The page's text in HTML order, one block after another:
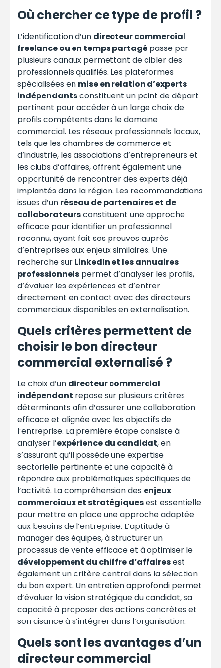
Où chercher ce type de profil ?
L’identification d’un directeur commercial
freelance ou en temps partagé passe par
plusieurs canaux permettant de cibler des
professionnels qualifiés. Les plateformes
spécialisées en mise en relation d’experts
indépendantsconstituent un point de départ
pertinent pour accéder à un large choix de
profils compétents dans le domaine
commercial. Les réseaux professionnels locaux,
tels que les chambres de commerce et
d’industrie, les associations d’entrepreneurs et
les clubs d’affaires, offrent également une
opportunité de rencontrer des experts déjà
implantés dans la région. Les recommandations
issues d’un réseau de partenaires et de
collaborateursconstituent une approche
efficace pour identifier un professionnel
reconnu, ayant fait ses preuves auprès
d’entreprises aux enjeux similaires. Une
recherche sur LinkedIn et les annuaires
professionnels permet d’analyser les profils,
d’évaluer les expériences et d’entrer
directement en contact avec des directeurs
commerciaux disponibles en externalisation.
Quels critères permettent de
choisir le bon directeur
commercial externalisé ?
Le choix d’un directeur commercial
indépendant repose sur plusieurs critères
déterminants afin d’assurer une collaboration
efficace et alignée avec les objectifs de
l’entreprise. La première étape consiste à
analyser l’expérience du candidat, en
s’assurant qu’il possède une expertise
sectorielle pertinente et une capacité à
répondre aux problématiques spécifiques de
l’activité. La compréhension des enjeux
commerciaux et stratégiquesest essentielle
pour mettre en place une approche adaptée
aux besoins de l’entreprise. L’aptitude à
manager des équipes, à structurer un
processus de vente efficace et à optimiser le
développement du chiffre d’affairesest
également un critère central dans la sélection
du bon expert. Un entretien approfondi permet
d’évaluer la vision stratégique du candidat, sa
capacité à proposer des actions concrètes et
son aisance à s’intégrer dans l’organisation.
Quels sont les avantages d’un
directeur commercial